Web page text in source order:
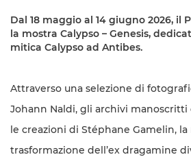
Dal 18 maggio al 14 giugno 2026, il
la mostra Calypso – Genesis,
mitica Calypso ad Antibes.
Attraverso una selezione di
Johann Naldi, gli archivi manoscritti
le creazioni di Stéphane Gamelin,
trasformazione dell’ex dragamine